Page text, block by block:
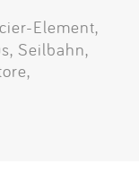
Element,
Seilbahn,